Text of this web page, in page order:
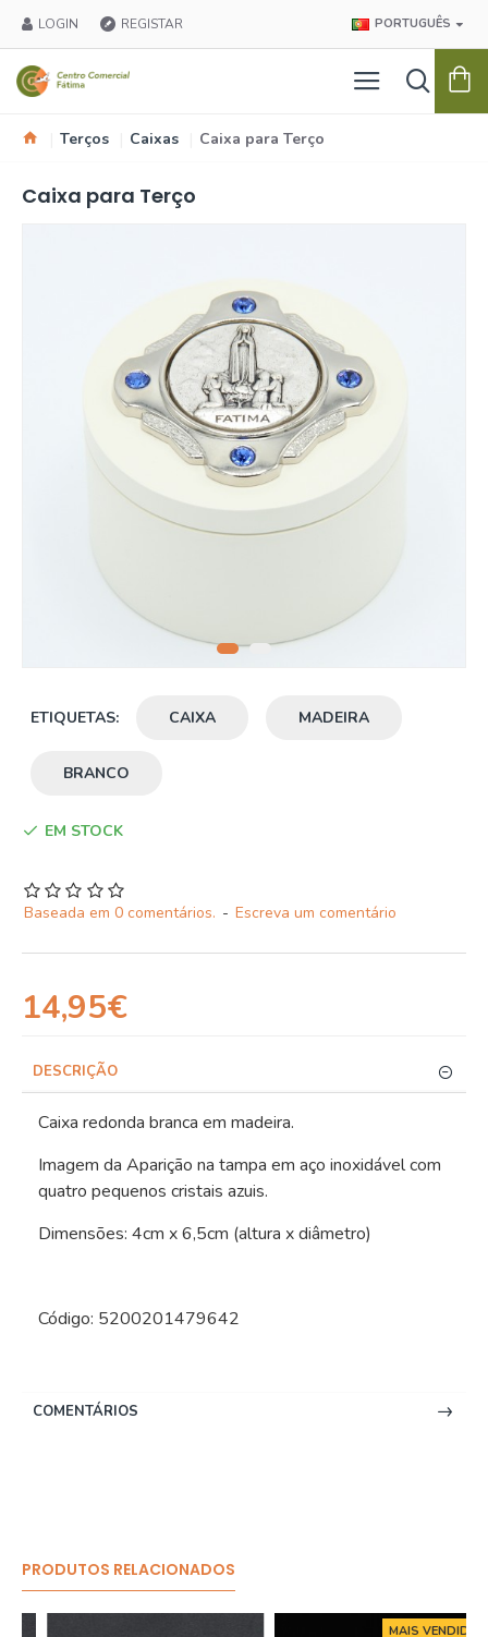
LOGIN REGISTAR PORTUGUÊS
Terços Caixas Caixa para Terço
Caixa para Terço
ETIQUETAS: CAIXA MADEIRA
BRANCO
EM STOCK
Baseada em 0 comentários. - Escreva um comentário
14,95€
DESCRIÇÃO
Caixa redonda branca em madeira.
Imagem da Aparição na tampa em aço inoxidável com
quatro pequenos cristais azuis.
Dimensões: 4cm x 6,5cm (altura x diâmetro)
Código: 5200201479642
COMENTÁRIOS
PRODUTOS RELACIONADOS
MAIS VENDIDO